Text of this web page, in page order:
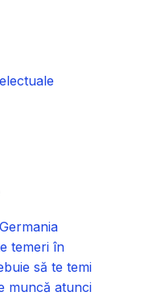
temeri în
să te temi
muncă atunci